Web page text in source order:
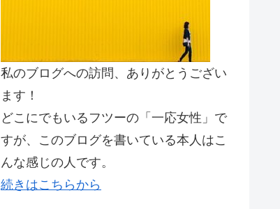
私のブログへの訪問、ありがとうござい
ます！
どこにでもいるフツーの「一応女性」で
すが、このブログを書いている本人はこ
んな感じの人です。
続きはこちらから